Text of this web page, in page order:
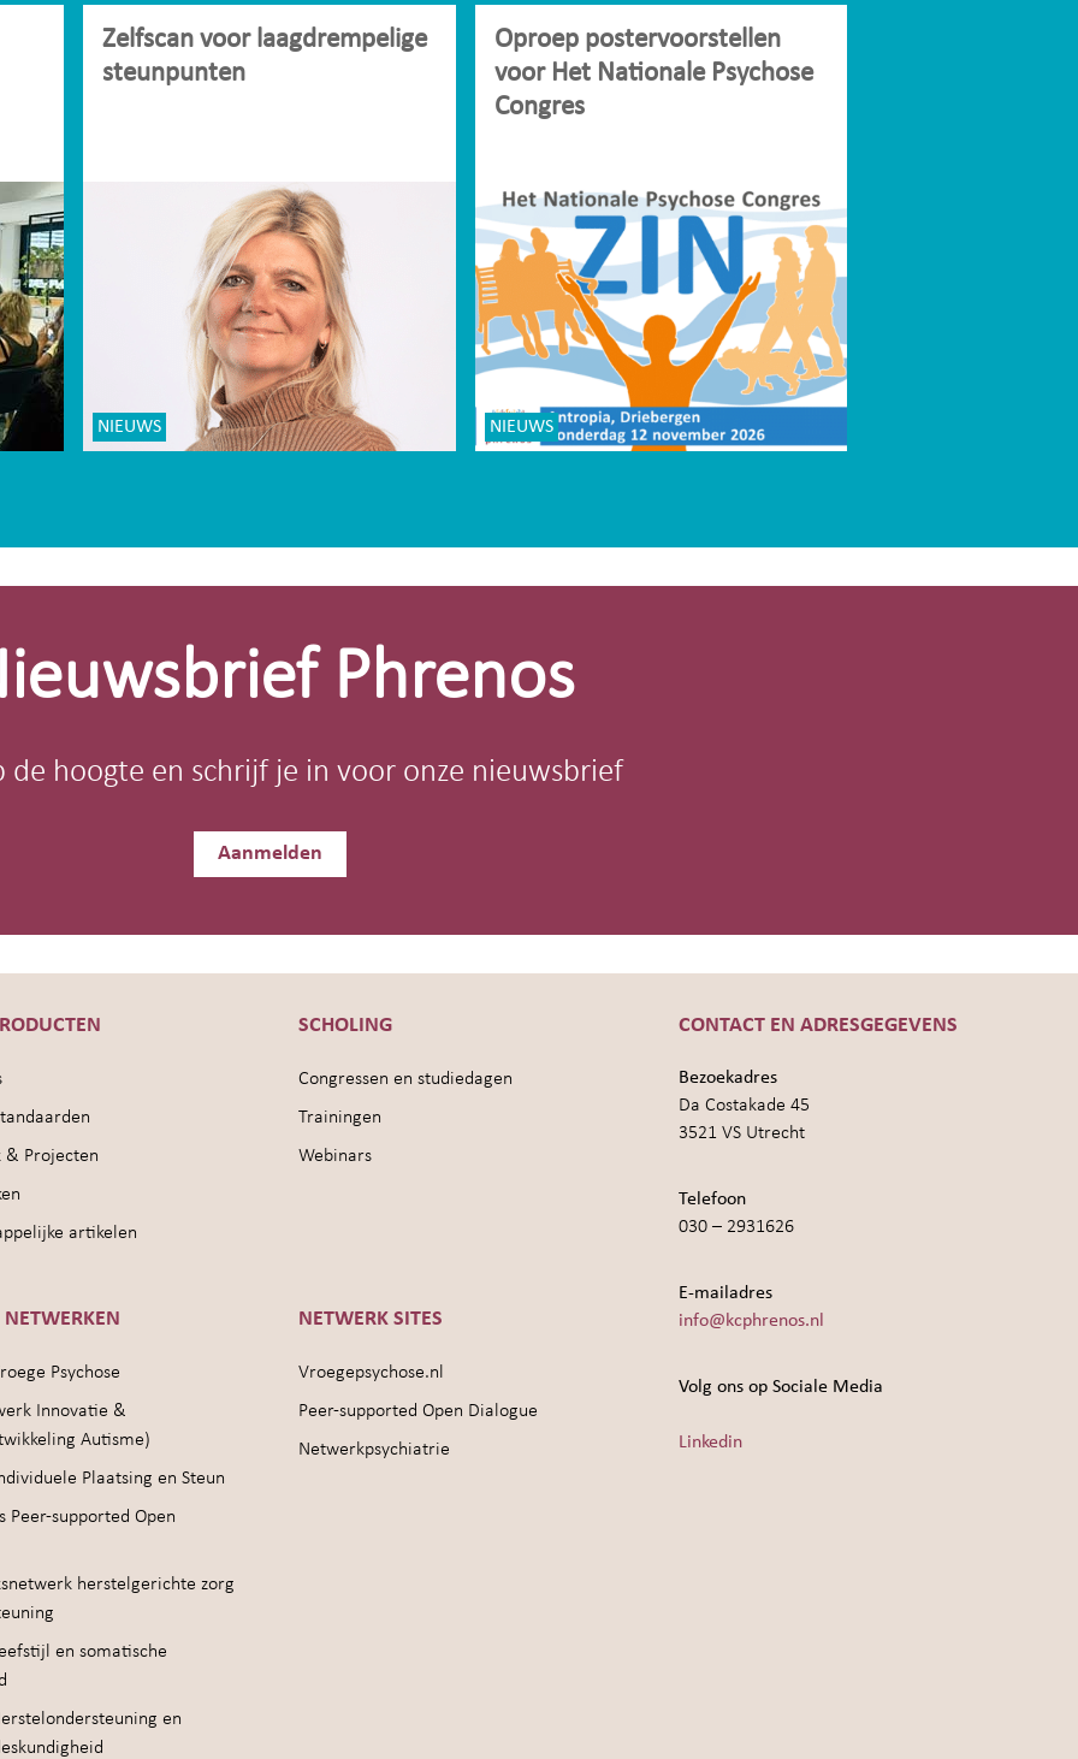
Zelfscan voor laagdrempelige
steunpunten
NIEUWS
Oproep postervoorstellen
voor Het Nationale Psychose
Congres
NIEUWS
Phrenos
de hoogte en schrijf je in voor onze nieuwsbrief
Aanmelden
& Projecten
artikelen
SCHOLING
Congressen en studiedagen
Trainingen
Webinars
NETWERKEN
Psychose
Innovatie &
Autisme)
Plaatsing en Steun
Peer-supported Open
herstelgerichte zorg
en somatische
en
NETWERK SITES
Vroegepsychose.nl
Peer-supported Open Dialogue
Netwerkpsychiatrie
CONTACT EN ADRESGEGEVENS
Bezoekadres
Da Costakade 45
3521 VS Utrecht
Telefoon
030 – 2931626
E-mailadres
info@kcphrenos.nl
Volg ons op Sociale Media
Linkedin